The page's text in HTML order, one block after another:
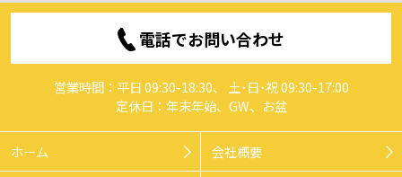
電話でお問い合わせ
営業時間：平日 09:30-18:30、 土･日･祝 09:30-17:00
定休日：年末年始、GW、お盆
ホーム 会社概要